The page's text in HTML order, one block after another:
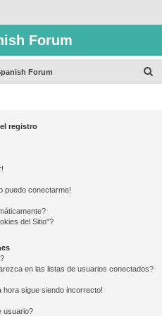
Forum
Forum
registro
puedo conectarme!
del Sitio"?
en las listas de usuarios conectados?
hora sigue siendo incorrecto!
usuario?